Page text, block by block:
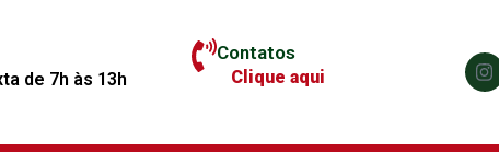
de 7h às 13h
Contatos
Clique aqui